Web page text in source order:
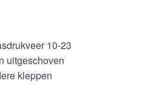
10-23
uitgeschoven
kleppen